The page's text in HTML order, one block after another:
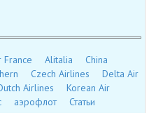
France Alitalia
China
Czech Airlines
Delta Air
Airlines
Korean Air
аэрофлот
Статьи